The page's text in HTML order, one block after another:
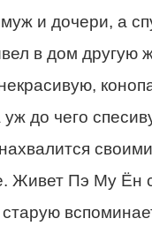
и дочери, а
в дом другую
до чего
Живет Пэ Му Ён